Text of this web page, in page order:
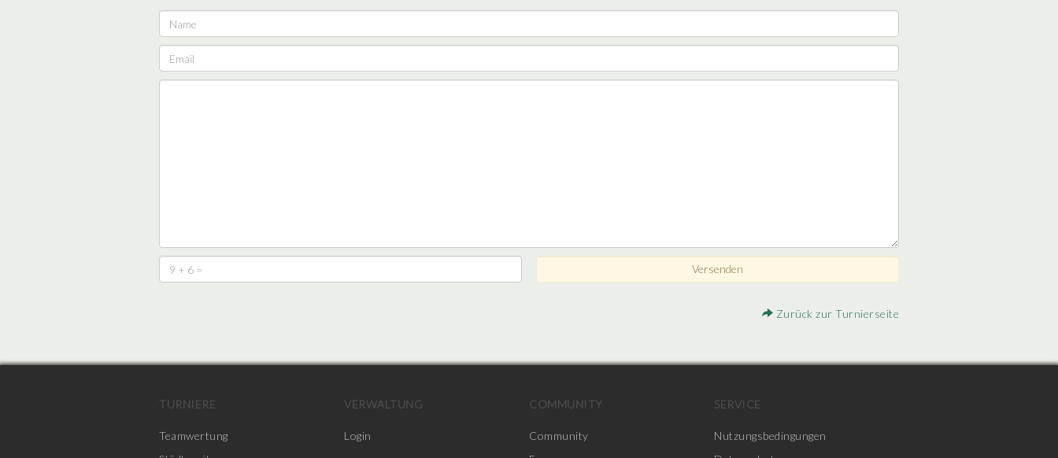
Zurück zur Turnierseite
TURNIERE
Teamwertung
VERWALTUNG
Login
COMMUNITY
Community
SERVICE
Nutzungsbedingungen